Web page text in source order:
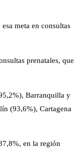
meta en consultas
prenatales, que
Barranquilla y
(93,6%), Cartagena
en la región